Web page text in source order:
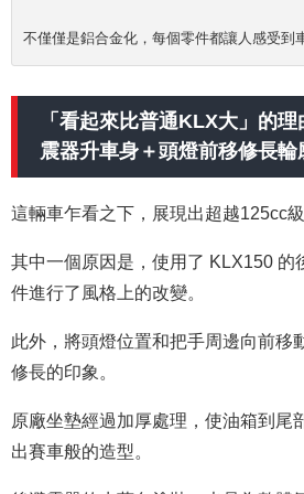
不僅僅是鋁合金化，每個零件都讓人感受到
「看起來比普通KLX大」的
震器升車身＋頭燈前移修長輪
這輛車乍看之下，展現出超越125cc
其中一個原因是，使用了 KLX150 的
件進行了風格上的改變。
此外，將頭燈位置和把手周邊向前移
修長的印象。
原廠坐墊經過加厚處理，使油箱到尾
出賽車般的造型。